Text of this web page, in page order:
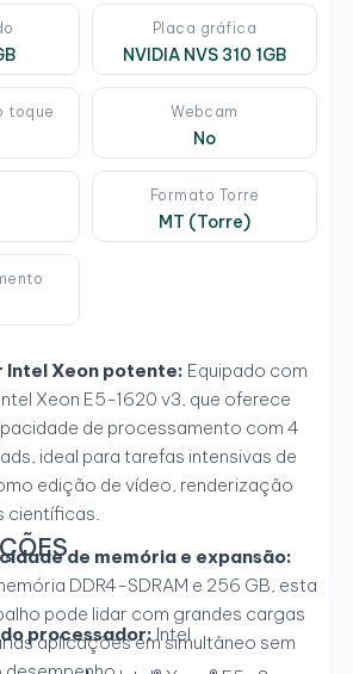
Placa gráfica
NVIDIA NVS 310 1GB
toque Webcam
No
Formato Torre
MT (Torre)
Intel Xeon potente: Equipado com
Xeon E5-1620 v3, que oferece
de processamento com 4
ideal para tarefas intensivas de
edição de vídeo, renderização
científicas.
de memória e expansão:
DDR4-SDRAM e 256 GB, esta
pode lidar com grandes cargas
aplicações em simultâneo sem
processador:Intel